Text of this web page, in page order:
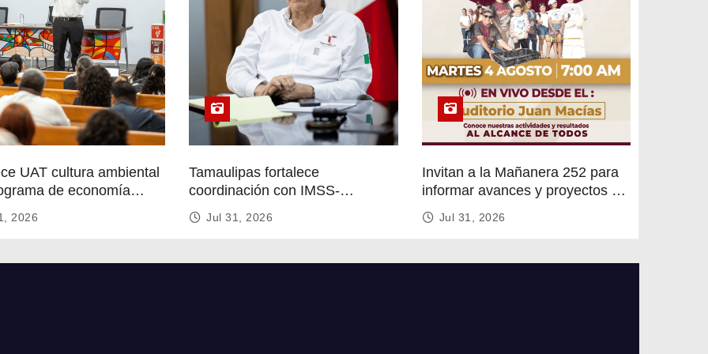
UAT cultura ambiental
de economía
2026
Tamaulipas fortalece
coordinación con IMSS-
Bienestar para mejorar servicios
de salud
Jul 31, 2026
Invitan a la Mañanera 252 para
informar avances y proyectos de
Altamira
Jul 31, 2026